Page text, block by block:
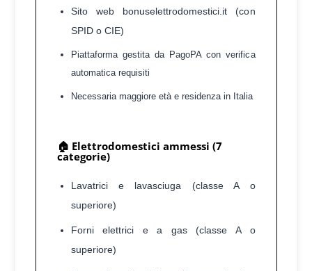
Sito web bonuselettrodomestici.it (con
SPID o CIE)
Piattaforma gestita da PagoPA con verifica
automatica requisiti
Necessaria maggiore età e residenza in Italia
🏠 Elettrodomestici ammessi (7
categorie)
Lavatrici e lavasciuga (classe A o
superiore)
Forni elettrici e a gas (classe A o
superiore)